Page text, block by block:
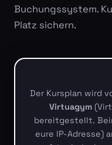
Buchungssystem.
Platz sichern.
Der Kursplan wird
Virtuagym
bereitgestellt.
eure IP-Adresse)